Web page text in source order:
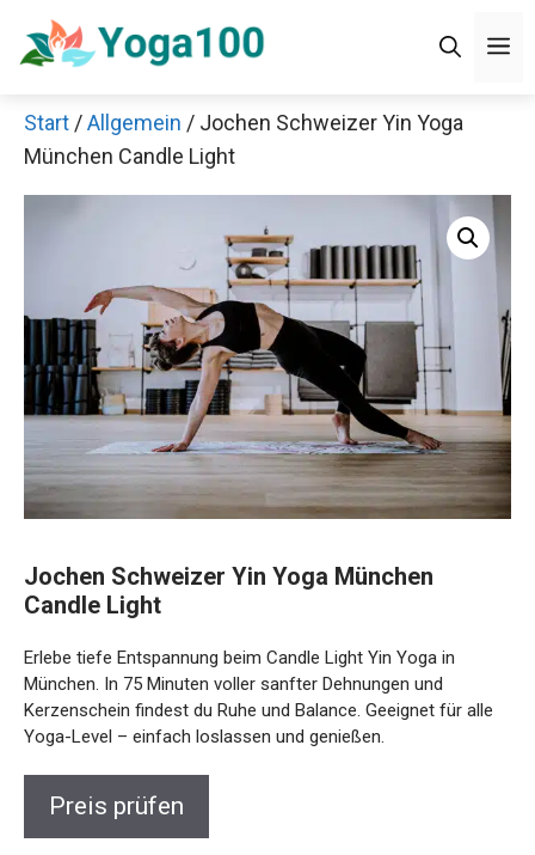
Inhalt
Start /Allgemein / Jochen Schweizer Yin Yoga
München Candle Light
Jochen Schweizer Yin Yoga München
Candle Light
Erlebe tiefe Entspannung beim Candle Light Yin Yoga in
München. In 75 Minuten voller sanfter Dehnungen und
Kerzenschein findest du Ruhe und Balance. Geeignet für alle
Yoga-Level – einfach loslassen und genießen.
Preis prüfen
Decathlon Sale
Schaue dir jetzt die meistverkauften Produkte im
Sale bei Decathlon an!
Jetzt anschauen